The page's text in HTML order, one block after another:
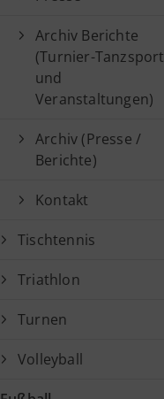
Archiv Berichte
(Turnier-Tanzsport
und
Veranstaltungen)
Archiv (Presse /
Berichte)
Kontakt
Tischtennis
Triathlon
Turnen
Volleyball